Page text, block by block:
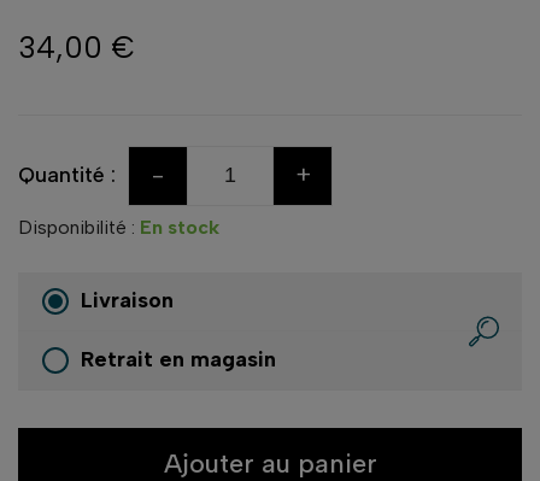
34,00 €
Quantité : - +
Disponibilité : En stock
Livraison
Retrait en magasin
Ajouter au panier